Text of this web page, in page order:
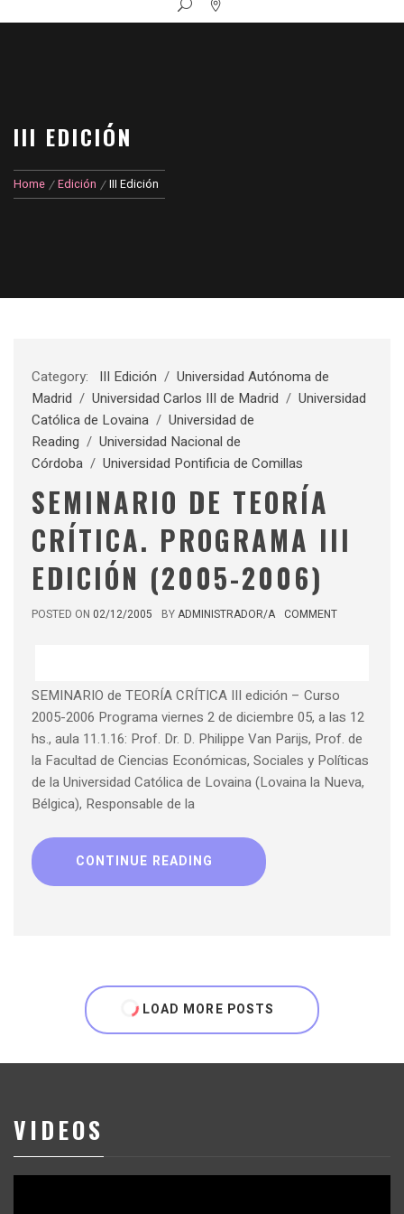
III EDICIÓN
Home Edición III Edición
Category: III Edición / Universidad Autónoma de
Madrid / Universidad Carlos III de Madrid / Universidad
Católica de Lovaina / Universidad de
Reading / Universidad Nacional de
Córdoba / Universidad Pontificia de Comillas
SEMINARIO DE TEORÍA
CRÍTICA. PROGRAMA III
EDICIÓN (2005-2006)
POSTED ON 02/12/2005 BYADMINISTRADOR/A COMMENT
SEMINARIO de TEORÍA CRÍTICA III edición – Curso
2005-2006 Programa viernes 2 de diciembre 05, a las 12
hs., aula 11.1.16: Prof. Dr. D. Philippe Van Parijs, Prof. de
la Facultad de Ciencias Económicas, Sociales y Políticas
de la Universidad Católica de Lovaina (Lovaina la Nueva,
Bélgica), Responsable de la
CONTINUE READING
LOAD MORE POSTS
VIDEOS